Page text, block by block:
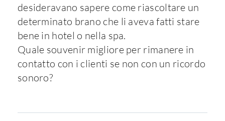
desideravano sapere come riascoltare un
determinato brano che li aveva fatti stare
bene in hotel o nella spa.
Quale souvenir migliore per rimanere in
contatto con i clienti se non con un ricordo
sonoro?